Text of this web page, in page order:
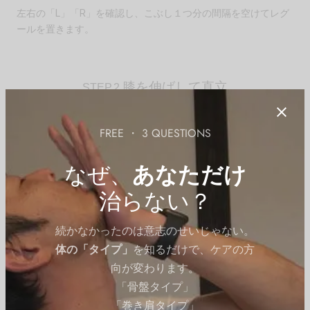
FREE ・ 3 QUESTIONS
なぜ、 あなただけ
治らない？
続かなかったのは意志のせいじゃない。
体の「タイプ」を知るだけで、ケアの方
向が変わります。
「骨盤タイプ」
「巻き肩タイプ」
左右の「L」「R」を確認し、こぶし１つ分の間隔を空けてレグ
ールを置きます。
STEP.2 膝を伸ばして直立
レグールの上に乗り、膝が曲がらないように直立します。